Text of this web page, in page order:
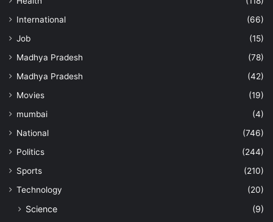
International
(66)
Job
(15)
Madhya Pradesh
(78)
Madhya Pradesh
(42)
Movies
(19)
mumbai
(4)
National
(746)
Politics
(244)
Sports
(210)
Technology
(20)
Science (9)